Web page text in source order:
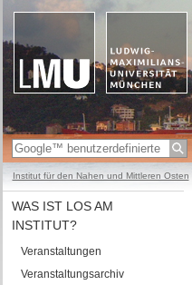
Institut für den Nahen und Mittleren Osten
WAS IST LOS AM
INSTITUT?
Veranstaltungen
Veranstaltungsarchiv